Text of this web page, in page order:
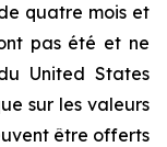
quatre mois et
pas été et ne
United States
sur les valeurs
être offerts